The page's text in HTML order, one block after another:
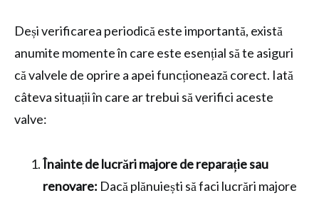
Deși verificarea periodică este importantă, există
anumite momente în care este esențial să te asiguri
că valvele de oprire a apei funcționează corect. Iată
câteva situații în care ar trebui să verifici aceste
valve:
Înainte de lucrări majore de reparație sau
renovare: Dacă plănuiești să faci lucrări majore